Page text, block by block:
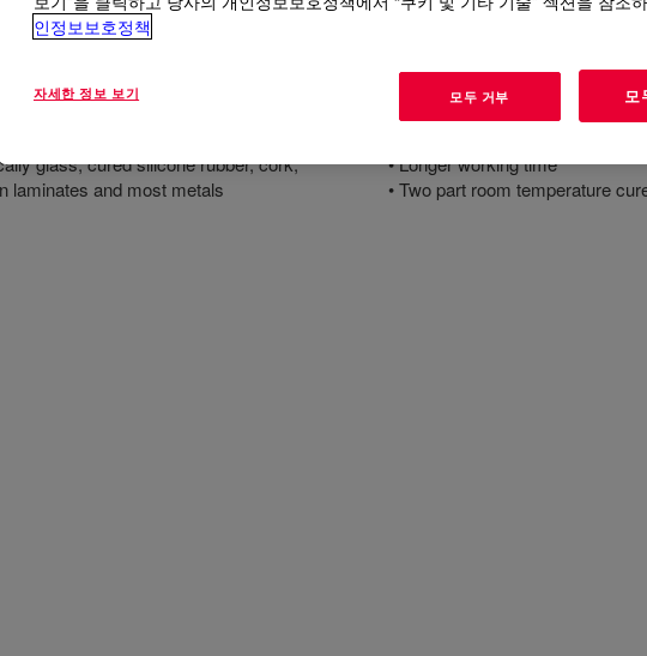
high viscosity, non-slump, high performance silicone elastomer.
polyester and most metals. Working time at 25°C is 6 hours.
glass, cured silicone rubber, cork,
laminates and most metals
혜택
• Longer working time
• Two part room temperature
인정보보호정책
자세한 정보 보기 모두 거부 모